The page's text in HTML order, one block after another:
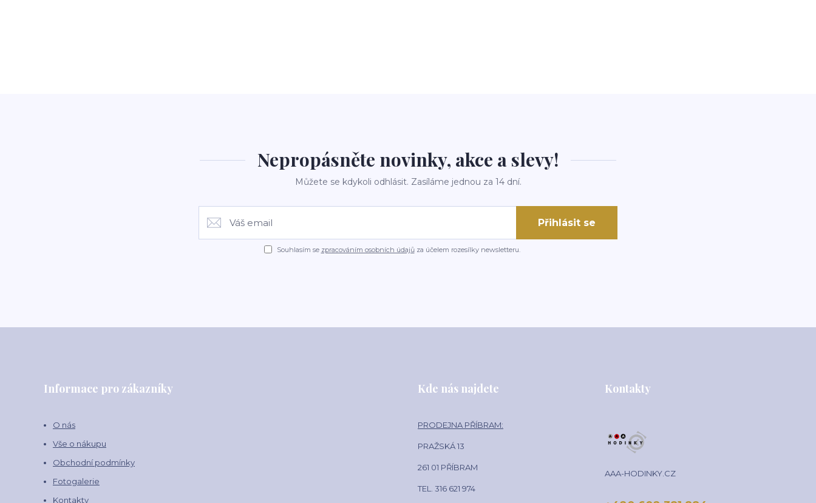
Nepropásněte novinky, akce a slevy!
Můžete se kdykoli odhlásit. Zasíláme jednou za 14 dní.
Přihlásit se
Souhlasím se zpracováním osobních údajůza účelem rozesílky newsletteru.
Informace pro zákazníky
O nás
Vše o nákupu
Obchodní podmínky
Fotogalerie
Kontakty
Kde nás najdete
PRODEJNA PŘÍBRAM:
PRAŽSKÁ 13
261 01 PŘÍBRAM
TEL. 316 621 974
Kontakty
AAA-HODINKY.CZ